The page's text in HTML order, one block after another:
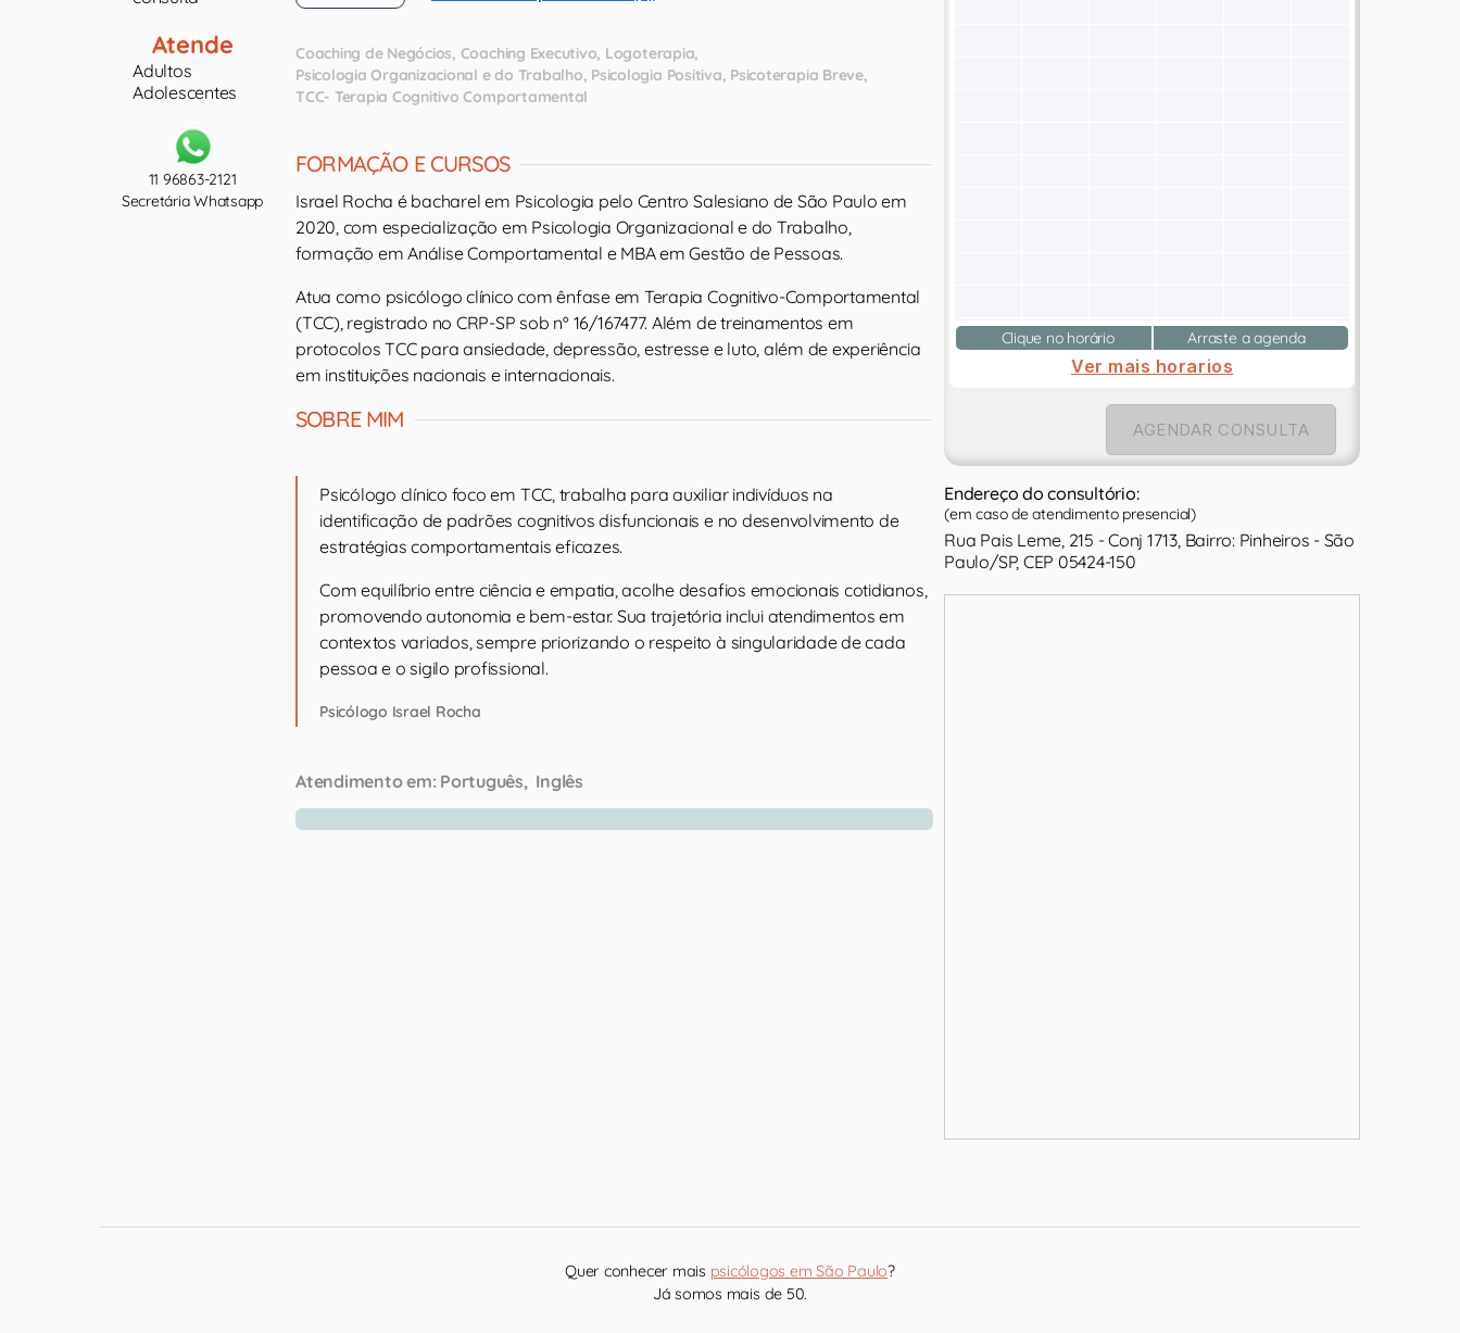
Atende
Adultos
Adolescentes
11 96863-2121
Secretária Whatsapp
Coaching de Negócios Coaching Executivo Logoterapia
Psicologia Organizacional e do Trabalho Psicologia Positiva Psicoterapia Breve
TCC- Terapia Cognitivo Comportamental
FORMAÇÃO E CURSOS
Israel Rocha é bacharel em Psicologia pelo Centro Salesiano de São Paulo em
2020, com especialização em Psicologia Organizacional e do Trabalho,
formação em Análise Comportamental e MBA em Gestão de Pessoas.
Atua como psicólogo clínico com ênfase em Terapia Cognitivo-Comportamental
(TCC), registrado no CRP-SP sob nº 16/167477. Além de treinamentos em
protocolos TCC para ansiedade, depressão, estresse e luto, além de experiência
em instituições nacionais e internacionais.
SOBRE MIM
Psicólogo clínico foco em TCC, trabalha para auxiliar indivíduos na
identificação de padrões cognitivos disfuncionais e no desenvolvimento de
estratégias comportamentais eficazes.
Com equilíbrio entre ciência e empatia, acolhe desafios emocionais cotidianos,
promovendo autonomia e bem-estar. Sua trajetória inclui atendimentos em
contextos variados, sempre priorizando o respeito à singularidade de cada
pessoa e o sigilo profissional.
Psicólogo Israel Rocha
Atendimento em: Português Inglês
Clique no horário Arraste a agenda
Ver mais horarios
AGENDAR CONSULTA
Endereço do consultório:
(em caso de atendimento presencial)
Rua Pais Leme, 215 - Conj 1713, Bairro: Pinheiros - São
Paulo/SP, CEP 05424-150
Quer conhecer mais psicólogos em São Paulo?
Já somos mais de 50.